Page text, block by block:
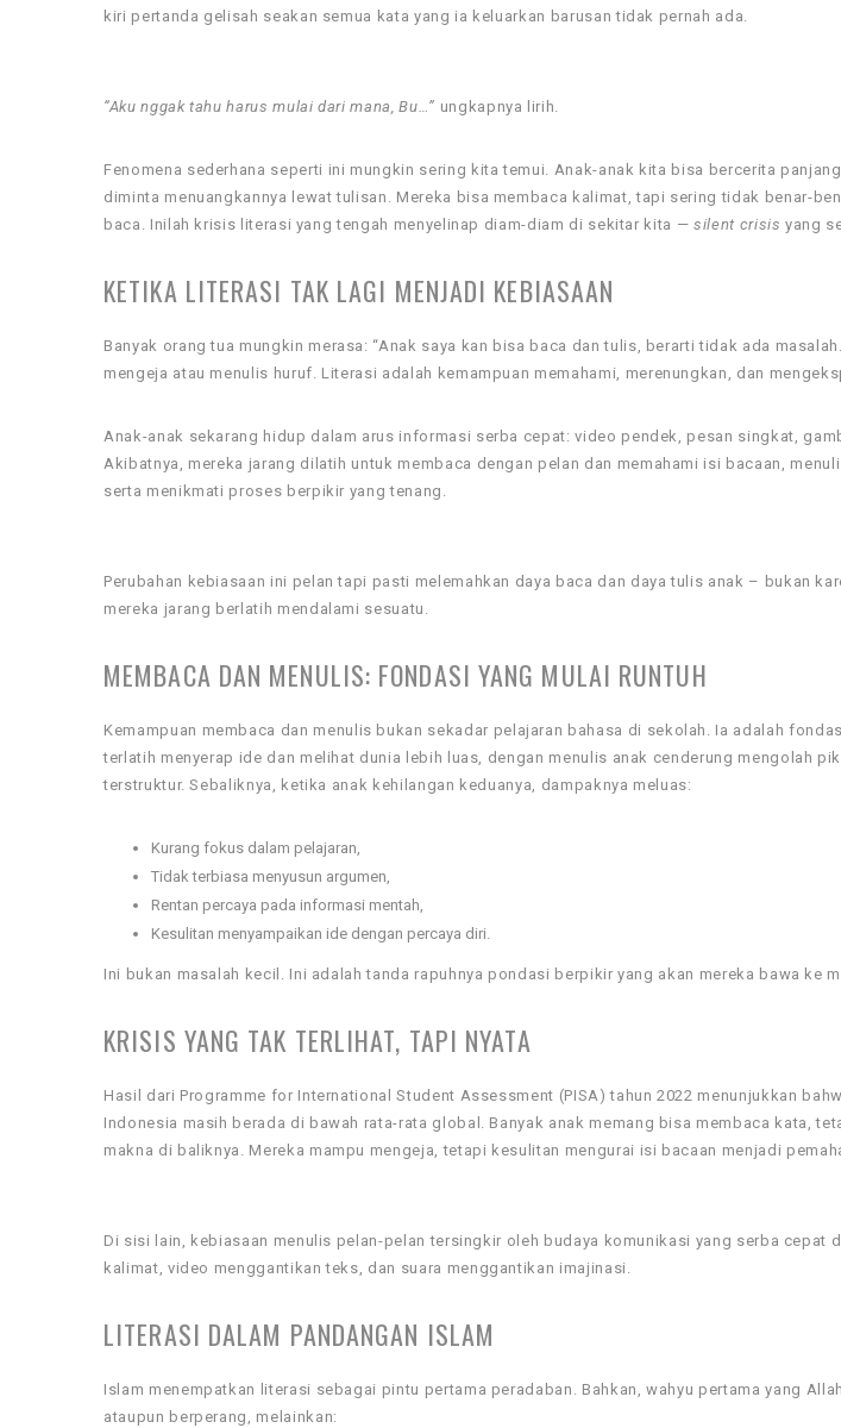
kiri pertanda gelisah seakan semua kata yang ia keluarkan barusan tidak pernah ada.
“Aku nggak tahu harus mulai dari mana, Bu…” ungkapnya lirih.
Fenomena sederhana seperti ini mungkin sering kita temui. Anak-anak kita bisa bercerita
diminta menuangkannya lewat tulisan. Mereka bisa membaca kalimat, tapi sering tidak benar-
baca. Inilah krisis literasi yang tengah menyelinap diam-diam di sekitar kita — silent crisis yang
KETIKA LITERASI TAK LAGI MENJADI KEBIASAAN
Banyak orang tua mungkin merasa: “Anak saya kan bisa baca dan tulis, berarti tidak ada
mengeja atau menulis huruf. Literasi adalah kemampuan memahami, merenungkan, dan
Anak-anak sekarang hidup dalam arus informasi serba cepat: video pendek, pesan singkat,
Akibatnya, mereka jarang dilatih untuk membaca dengan pelan dan memahami isi bacaan,
serta menikmati proses berpikir yang tenang.
Perubahan kebiasaan ini pelan tapi pasti melemahkan daya baca dan daya tulis anak – bukan
mereka jarang berlatih mendalami sesuatu.
MEMBACA DAN MENULIS: FONDASI YANG MULAI RUNTUH
Kemampuan membaca dan menulis bukan sekadar pelajaran bahasa di sekolah. Ia adalah
terlatih menyerap ide dan melihat dunia lebih luas, dengan menulis anak cenderung mengolah
terstruktur. Sebaliknya, ketika anak kehilangan keduanya, dampaknya meluas:
Kurang fokus dalam pelajaran,
Tidak terbiasa menyusun argumen,
Rentan percaya pada informasi mentah,
Kesulitan menyampaikan ide dengan percaya diri.
Ini bukan masalah kecil. Ini adalah tanda rapuhnya pondasi berpikir yang akan mereka bawa ke
KRISIS YANG TAK TERLIHAT, TAPI NYATA
Hasil dari Programme for International Student Assessment (PISA) tahun 2022 menunjukkan
Indonesia masih berada di bawah rata-rata global. Banyak anak memang bisa membaca kata,
makna di baliknya. Mereka mampu mengeja, tetapi kesulitan mengurai isi bacaan menjadi
Di sisi lain, kebiasaan menulis pelan-pelan tersingkir oleh budaya komunikasi yang serba cepat
kalimat, video menggantikan teks, dan suara menggantikan imajinasi.
LITERASI DALAM PANDANGAN ISLAM
Islam menempatkan literasi sebagai pintu pertama peradaban. Bahkan, wahyu pertama yang
ataupun berperang, melainkan: